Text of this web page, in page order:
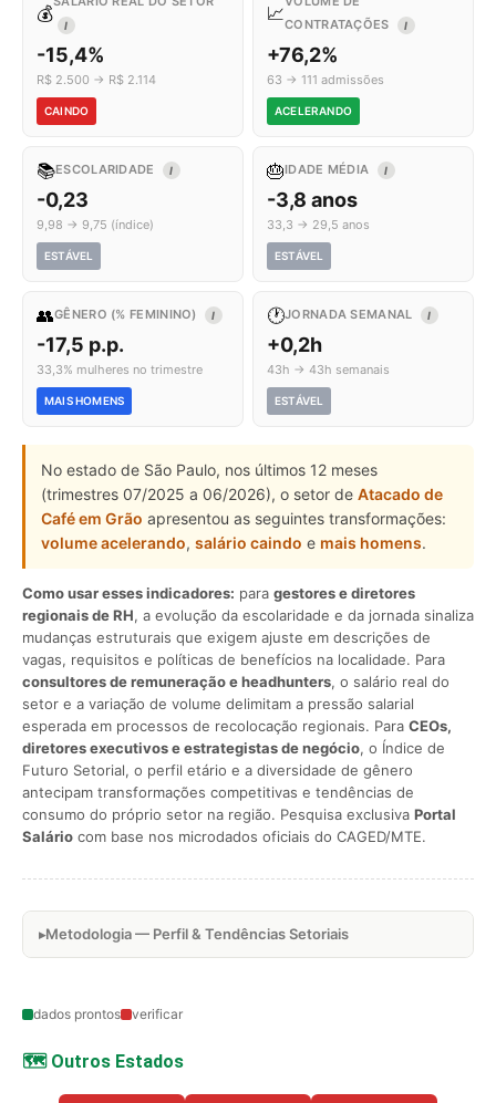
💰
I
-15,4%
R$ 2.500 → R$ 2.114
CAINDO
📈CONTRATAÇÕES
I
+76,2%
63 → 111 admissões
ACELERANDO
📚ESCOLARIDADE I
-0,23
9,98 → 9,75 (índice)
ESTÁVEL
🎂IDADE MÉDIA I
-3,8 anos
33,3 → 29,5 anos
ESTÁVEL
👥GÊNERO (% FEMININO) I
-17,5 p.p.
33,3% mulheres no trimestre
MAIS HOMENS
🕐JORNADA SEMANAL I
+0,2h
43h → 43h semanais
ESTÁVEL
No estado de São Paulo, nos últimos 12 meses
(trimestres 07/2025 a 06/2026), o setor de Atacado de
Café em Grão apresentou as seguintes transformações:
volume acelerando, salário caindo e mais homens.
Como usar esses indicadores: para gestores e diretores
regionais de RH, a evolução da escolaridade e da jornada sinaliza
mudanças estruturais que exigem ajuste em descrições de
vagas, requisitos e políticas de benefícios na localidade. Para
consultores de remuneração e headhunters, o salário real do
setor e a variação de volume delimitam a pressão salarial
esperada em processos de recolocação regionais. Para CEOs,
diretores executivos e estrategistas de negócio, o Índice de
Futuro Setorial, o perfil etário e a diversidade de gênero
antecipam transformações competitivas e tendências de
consumo do próprio setor na região. Pesquisa exclusiva Portal
Salário com base nos microdados oficiais do CAGED/MTE.
Metodologia — Perfil & Tendências Setoriais
dados prontos verificar
🗺️ Outros Estados